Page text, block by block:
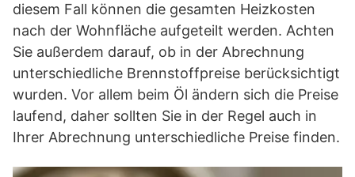
diesem Fall können die gesamten Heizkosten
nach der Wohnfläche aufgeteilt werden. Achten
Sie außerdem darauf, ob in der Abrechnung
unterschiedliche Brennstoffpreise berücksichtigt
wurden. Vor allem beim Öl ändern sich die Preise
laufend, daher sollten Sie in der Regel auch in
Ihrer Abrechnung unterschiedliche Preise finden.